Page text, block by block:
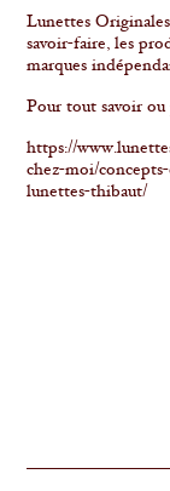
Lunettes
savoir-faire, les
marques
Pour tout savoir
https://
chez-moi/
lunettes-thibaut/